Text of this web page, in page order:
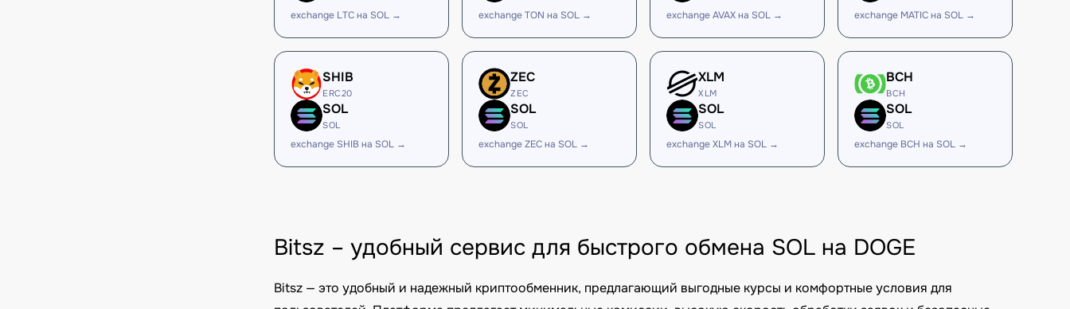
exchange LTC на SOL → exchange TON на SOL → exchange AVAX на SOL → exchange MATIC на SOL →
SHIB
ERC20
SOL
SOL
exchange SHIB на SOL →
ZEC
ZEC
SOL
SOL
exchange ZEC на SOL →
XLM
XLM
SOL
SOL
exchange XLM на SOL →
BCH
BCH
SOL
SOL
exchange BCH на SOL →
Bitsz – удобный сервис для быстрого обмена SOL на DOGE
Bitsz — это удобный и надежный криптообменник, предлагающий выгодные курсы и комфортные условия для